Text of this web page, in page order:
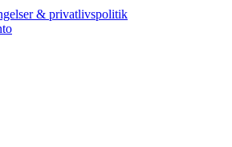
& privatlivspolitik